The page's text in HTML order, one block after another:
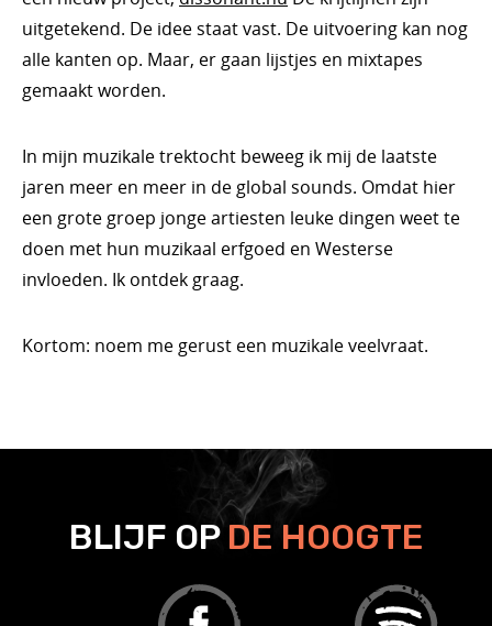
uitgetekend. De idee staat vast. De uitvoering kan nog
alle kanten op. Maar, er gaan lijstjes en mixtapes
gemaakt worden.
In mijn muzikale trektocht beweeg ik mij de laatste
jaren meer en meer in de global sounds. Omdat hier
een grote groep jonge artiesten leuke dingen weet te
doen met hun muzikaal erfgoed en Westerse
invloeden. Ik ontdek graag.
Kortom: noem me gerust een muzikale veelvraat.
BLIJF OPDE HOOGTE